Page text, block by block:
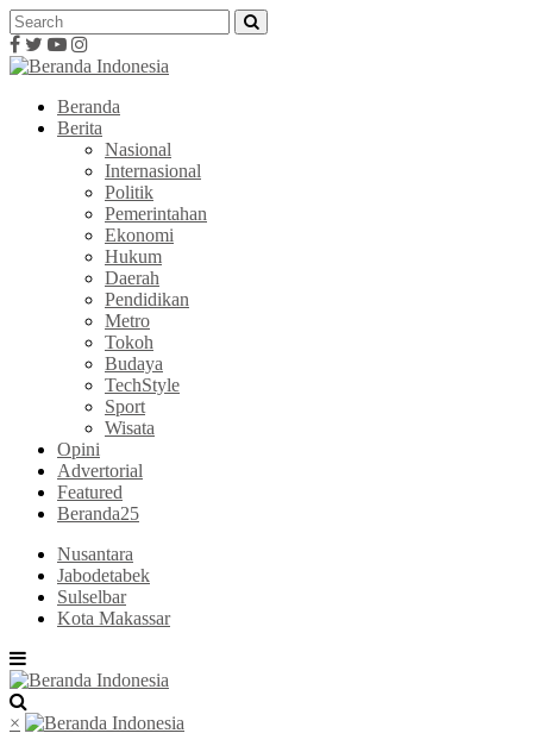
Beranda
Berita
Nasional
Internasional
Politik
Pemerintahan
Ekonomi
Hukum
Daerah
Pendidikan
Metro
Tokoh
Budaya
TechStyle
Sport
Wisata
Opini
Advertorial
Featured
Beranda25
Nusantara
Jabodetabek
Sulselbar
Kota Makassar
×